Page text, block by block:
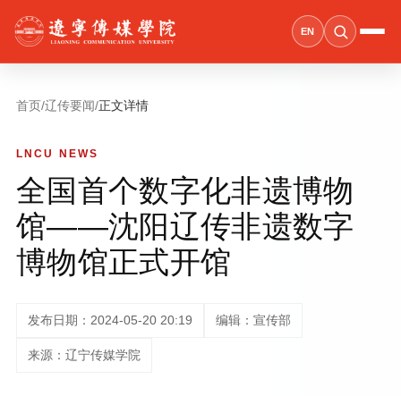
EN
首页/辽传要闻/正文详情
LNCU NEWS
全国首个数字化非遗博物
馆——沈阳辽传非遗数字
博物馆正式开馆
发布日期：2024-05-20 20:19 编辑：宣传部
来源：辽宁传媒学院